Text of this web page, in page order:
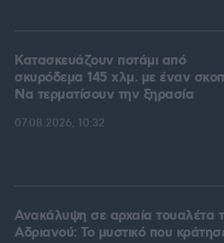
Κατασκευάζουν ποτάμι από
σκυρόδεμα 145 χλμ. με έναν
Να τερματίσουν την ξηρασία
07.08.2026, 10:32
Ανακάλυψη σε αρχαία τουαλέτα
Αδριανού: Το μυστικό που